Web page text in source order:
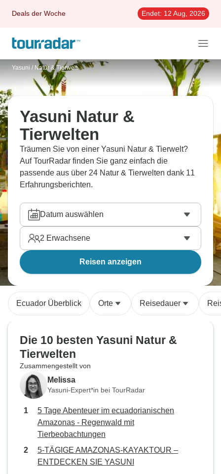
Deals der Woche Endet: 12 Aug, 2026
Yasuni / Natur & Tierwelt
Yasuni Natur &
Tierwelten
Träumen Sie von einer Yasuni Natur & Tierwelt?
Auf TourRadar finden Sie ganz einfach die
passende aus über 24 Natur & Tierwelten dank 11
Erfahrungsberichten.
Datum auswählen
2 Erwachsene
Reisen anzeigen
Ecuador Überblick Orte Reisedauer
Die 10 besten Yasuni Natur &
Tierwelten
Zusammengestellt von
Melissa
Yasuni-Expert*in bei TourRadar
5 Tage Abenteuer im ecuadorianischen
Amazonas - Regenwald mit
Tierbeobachtungen
5-TÄGIGE AMAZONAS-KAYAKTOUR –
ENTDECKEN SIE YASUNI